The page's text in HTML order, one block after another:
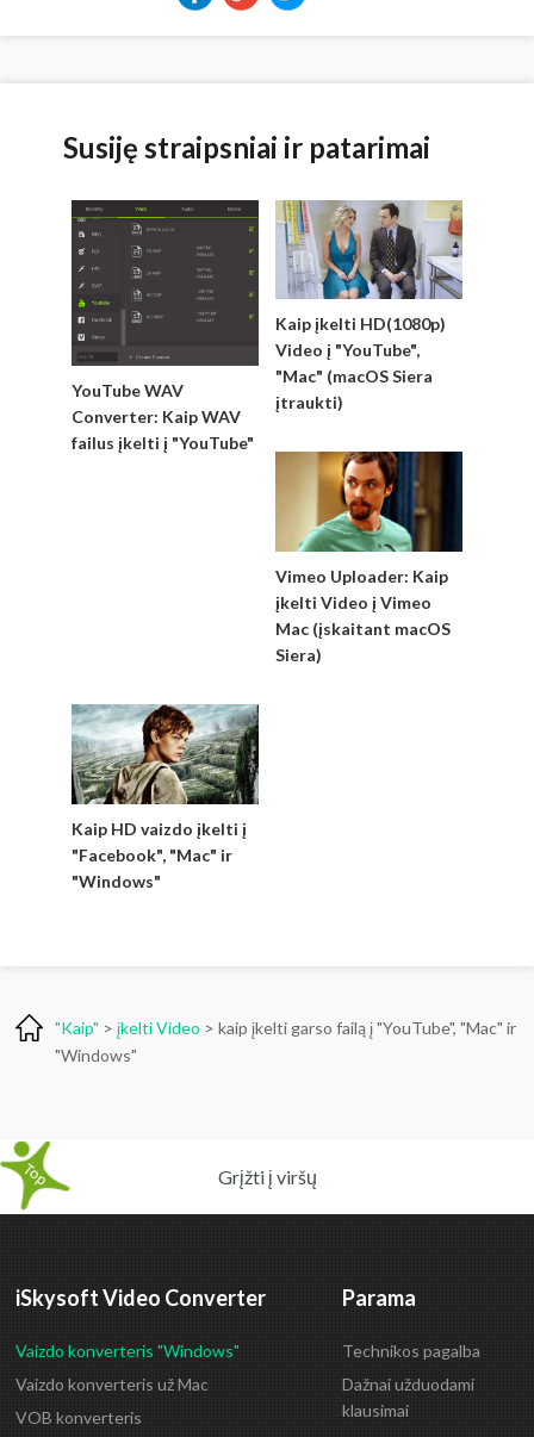
Susiję straipsniai ir patarimai
YouTube WAV
Converter: Kaip WAV
failus įkelti į "YouTube"
Kaip įkelti HD(1080p)
Video į "YouTube",
"Mac" (macOS Siera
įtraukti)
Vimeo Uploader: Kaip
įkelti Video į Vimeo
Mac (įskaitant macOS
Siera)
Kaip HD vaizdo įkelti į
"Facebook", "Mac" ir
"Windows"
"Kaip" > įkelti Video > kaip įkelti garso failą į "YouTube", "Mac" ir
"Windows"
Grįžti į viršų
iSkysoft Video Converter
Vaizdo konverteris "Windows"
Vaizdo konverteris už Mac
VOB konverteris
Parama
Technikos pagalba
Dažnai užduodami
klausimai